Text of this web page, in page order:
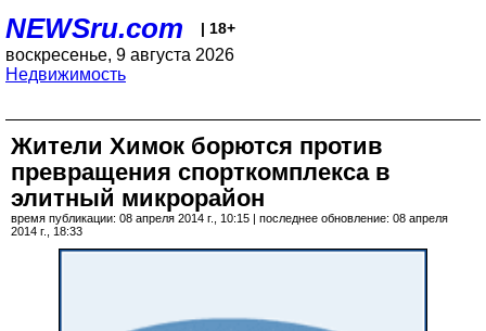
NEWSru.com | 18+
воскресенье, 9 августа 2026
Недвижимость
Жители Химок борются против
превращения спорткомплекса в
элитный микрорайон
время публикации: 08 апреля 2014 г., 10:15 | последнее обновление: 08 апреля
2014 г., 18:33